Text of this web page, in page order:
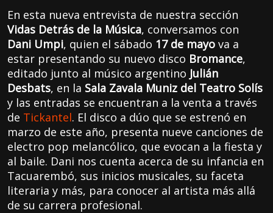
En esta nueva entrevista de nuestra sección
Vidas Detrás de la Música, conversamos con
Dani Umpi, quien el sábado 17 de mayo va a
estar presentando su nuevo disco Bromance,
editado junto al músico argentino Julián
Desbats, en la Sala Zavala Muniz del Teatro Solís
y las entradas se encuentran a la venta a través
de Tickantel. El disco a dúo que se estrenó en
marzo de este año, presenta nueve canciones de
electro pop melancólico, que evocan a la fiesta y
al baile. Dani nos cuenta acerca de su infancia en
Tacuarembó, sus inicios musicales, su faceta
literaria y más, para conocer al artista más allá
de su carrera profesional.